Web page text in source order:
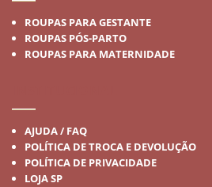
ROUPAS PARA GESTANTE
ROUPAS PÓS-PARTO
ROUPAS PARA MATERNIDADE
AJUDA / FAQ
POLÍTICA DE TROCA E DEVOLUÇÃO
POLÍTICA DE PRIVACIDADE
LOJA SP